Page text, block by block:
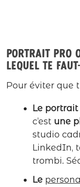
Portrait pro
lequel te
Pour éviter que
Le
c’est une
studio
LinkedIn,
trombi.
Le